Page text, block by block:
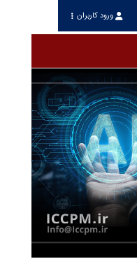
ورود کاربران